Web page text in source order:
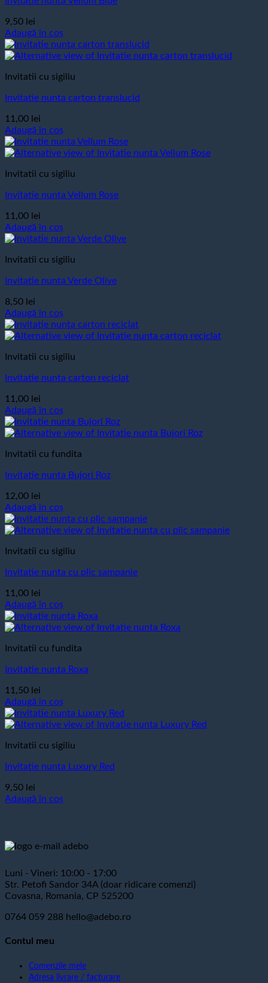
9,50 lei
Adaugă în coș
Invitatii cu sigiliu
Invitatie nunta carton translucid
11,00 lei
Adaugă în coș
Invitatii cu sigiliu
Invitatie nunta Vellum Rose
11,00 lei
Adaugă în coș
Invitatii cu sigiliu
Invitatie nunta Verde Olive
8,50 lei
Adaugă în coș
Invitatii cu sigiliu
Invitatie nunta carton reciclat
11,00 lei
Adaugă în coș
Invitatii cu fundita
Invitatie nunta Bujori Roz
12,00 lei
Adaugă în coș
Invitatii cu sigiliu
Invitatie nunta cu plic sampanie
11,00 lei
Adaugă în coș
Invitatii cu fundita
Invitatie nunta Roxa
11,50 lei
Adaugă în coș
Invitatii cu sigiliu
Invitatie nunta Luxury Red
9,50 lei
Adaugă în coș
Luni - Vineri: 10:00 - 17:00
Str. Petofi Sandor 34A (doar ridicare comenzi)
Covasna, Romania, CP 525200
0764 059 288 hello@adebo.ro
Contul meu
Comenzile mele
Adresa livrare / facturare